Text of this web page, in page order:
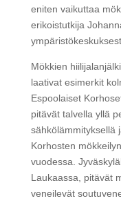
eniten vaikuttaa
erikoistutkija
Mökkien
laativat esimerkit
Espoolaiset
pitävät talvella yllä
sähkölämmityksellä
Korhosten
vuodessa.
Laukaassa, pitävät
veneilevät